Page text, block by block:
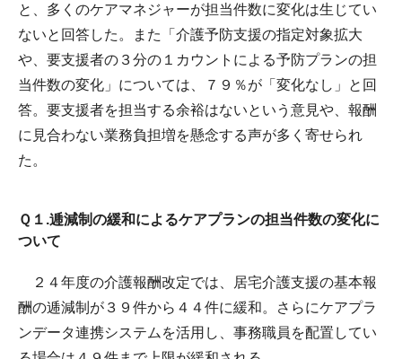
と、多くのケアマネジャーが担当件数に変化は生じてい
ないと回答した。また「介護予防支援の指定対象拡大
や、要支援者の３分の１カウントによる予防プランの担
当件数の変化」については、７９％が「変化なし」と回
答。要支援者を担当する余裕はないという意見や、報酬
に見合わない業務負担増を懸念する声が多く寄せられ
た。
Ｑ１.逓減制の緩和によるケアプランの担当件数の変化に
ついて
２４年度の介護報酬改定では、居宅介護支援の基本報
酬の逓減制が３９件から４４件に緩和。さらにケアプラ
ンデータ連携システムを活用し、事務職員を配置してい